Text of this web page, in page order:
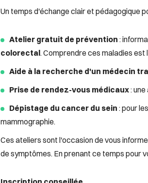
Un temps d'échange clair et pédagogique
Atelier gratuit de prévention :
colorectal. Comprendre ces maladies
Aide à la recherche d'un médecin
Prise de rendez-vous médicaux:
Dépistage du cancer du sein : pour
mammographie.
Ces ateliers sont l'occasion de vous
de symptômes. En prenant ce temps pour